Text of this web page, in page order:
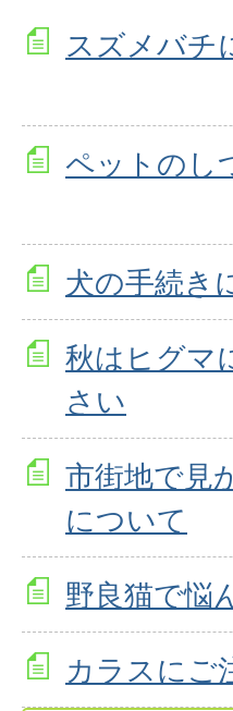
スズメバチ
ペットのし
犬の手続き
秋はヒグマ
さい
市街地で見
について
野良猫で悩
カラスにご